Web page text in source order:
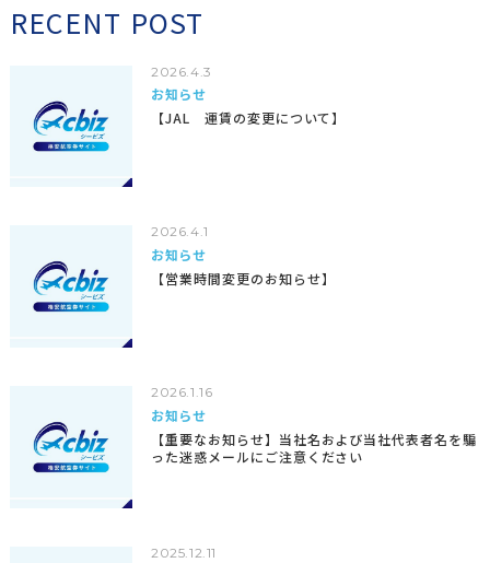
RECENT POST
2026.4.3
お知らせ
【JAL 運賃の変更について】
2026.4.1
お知らせ
【営業時間変更のお知らせ】
2026.1.16
お知らせ
【重要なお知らせ】当社名および当社代表者名を騙
った迷惑メールにご注意ください
2025.12.11